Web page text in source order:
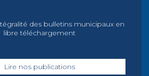
des bulletins municipaux en
libre téléchargement
Lire nos publications